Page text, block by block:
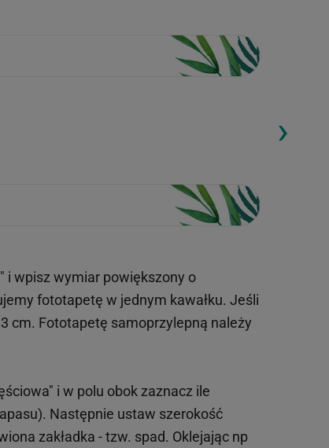
Loading...
›
i wpisz wymiar powiększony o
fototapetę w jednym kawałku. Jeśli
cm. Fototapetę samoprzylepną należy
i w polu obok zaznacz ile
Następnie ustaw szerokość
zakładka - tzw. spad. Oklejając np